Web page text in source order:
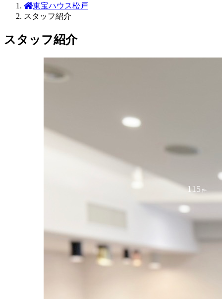
東宝ハウス松戸
スタッフ紹介
スタッフ紹介
115 件